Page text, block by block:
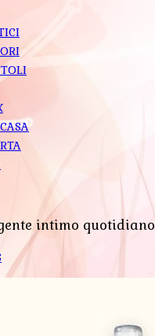
intimo quotidiano